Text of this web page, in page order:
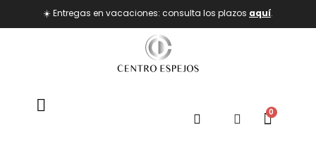
☀️ Entregas en vacaciones: consulta los plazos aquí.